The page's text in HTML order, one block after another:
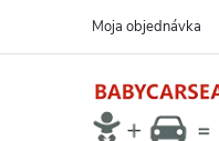
Moja objednávka